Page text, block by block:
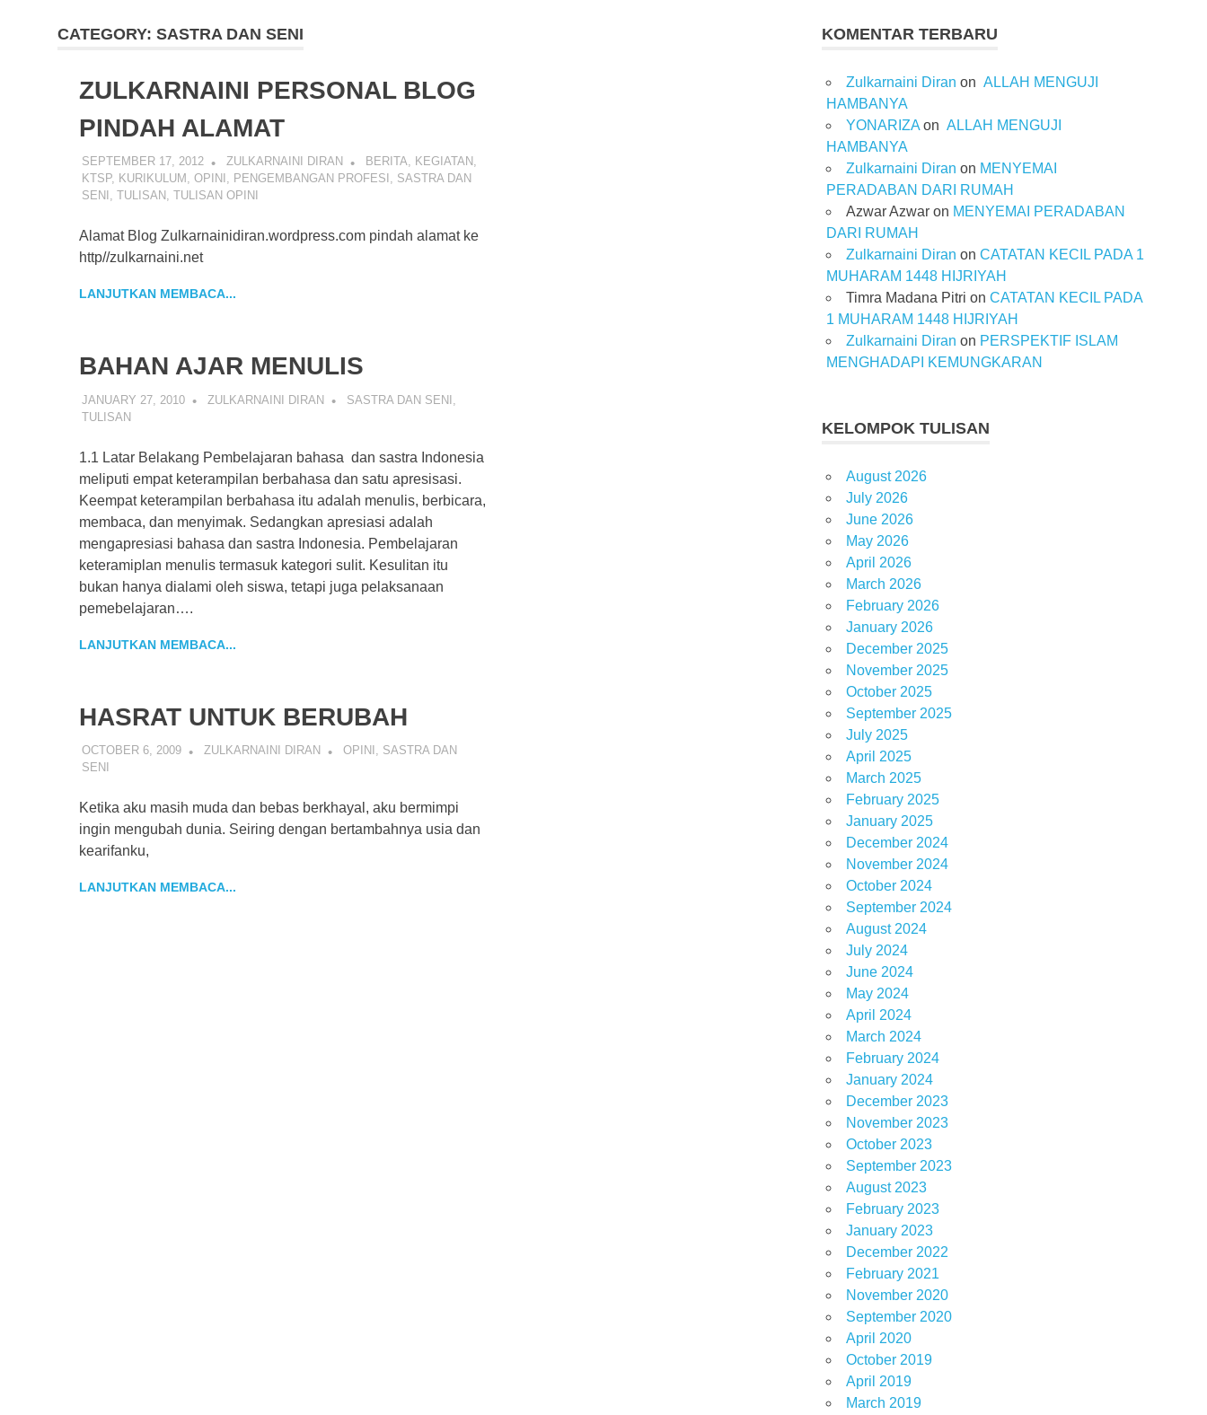
CATEGORY: SASTRA DAN SENI
ZULKARNAINI PERSONAL BLOG
PINDAH ALAMAT
SEPTEMBER 17, 2012 ZULKARNAINI DIRAN BERITA, KEGIATAN ,
KTSP, KURIKULUM , OPINI , PENGEMBANGAN PROFESI , SASTRA DAN
SENI , TULISAN , TULISAN OPINI
Alamat Blog Zulkarnainidiran.wordpress.com pindah alamat ke
http//zulkarnaini.net
LANJUTKAN MEMBACA...
BAHAN AJAR MENULIS
JANUARY 27, 2010 ZULKARNAINI DIRAN SASTRA DAN SENI
TULISAN
1.1 Latar Belakang Pembelajaran bahasa dan sastra Indonesia
meliputi empat keterampilan berbahasa dan satu apresisasi.
Keempat keterampilan berbahasa itu adalah menulis, berbicara,
membaca, dan menyimak. Sedangkan apresiasi adalah
mengapresiasi bahasa dan sastra Indonesia. Pembelajaran
keteramiplan menulis termasuk kategori sulit. Kesulitan itu
bukan hanya dialami oleh siswa, tetapi juga pelaksanaan
pemebelajaran….
LANJUTKAN MEMBACA...
HASRAT UNTUK BERUBAH
OCTOBER 6, 2009 ZULKARNAINI DIRAN OPINI , SASTRA DAN
SENI
Ketika aku masih muda dan bebas berkhayal, aku bermimpi
ingin mengubah dunia. Seiring dengan bertambahnya usia dan
kearifanku,
LANJUTKAN MEMBACA...
KOMENTAR TERBARU
Zulkarnaini Diran on ALLAH MENGUJI
HAMBANYA
YONARIZA on ALLAH MENGUJI
HAMBANYA
Zulkarnaini Diran on MENYEMAI
PERADABAN DARI RUMAH
Azwar Azwar on MENYEMAI PERADABAN
DARI RUMAH
Zulkarnaini Diran on CATATAN KECIL PADA 1
MUHARAM 1448 HIJRIYAH
Timra Madana Pitri on CATATAN KECIL PADA
1 MUHARAM 1448 HIJRIYAH
Zulkarnaini Diran on PERSPEKTIF ISLAM
MENGHADAPI KEMUNGKARAN
KELOMPOK TULISAN
August 2026
July 2026
June 2026
May 2026
April 2026
March 2026
February 2026
January 2026
December 2025
November 2025
October 2025
September 2025
July 2025
April 2025
March 2025
February 2025
January 2025
December 2024
November 2024
October 2024
September 2024
August 2024
July 2024
June 2024
May 2024
April 2024
March 2024
February 2024
January 2024
December 2023
November 2023
October 2023
September 2023
August 2023
February 2023
January 2023
December 2022
February 2021
November 2020
September 2020
April 2020
October 2019
April 2019
March 2019